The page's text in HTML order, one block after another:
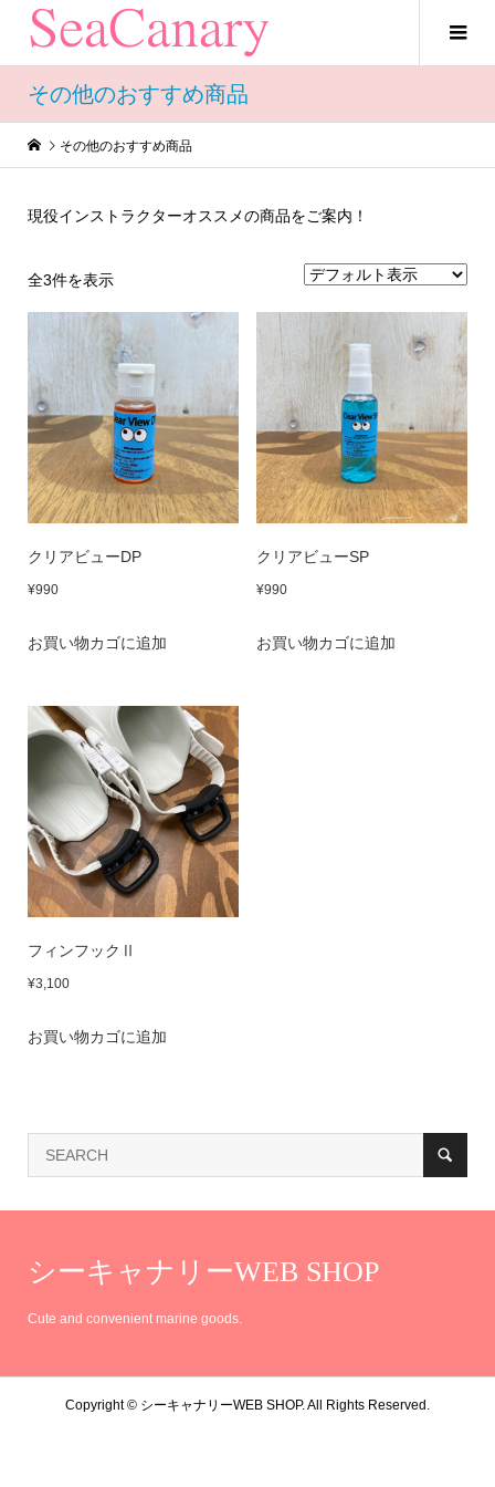
その他のおすすめ商品
その他のおすすめ商品
現役インストラクターオススメの商品をご案内！
全3件を表示
クリアビューDP
¥990
お買い物カゴに追加
クリアビューSP
¥990
お買い物カゴに追加
フィンフックⅡ
¥3,100
お買い物カゴに追加
シーキャナリーWEB SHOP
Cute and convenient marine goods.
Copyright © シーキャナリーWEB SHOP. All Rights Reserved.